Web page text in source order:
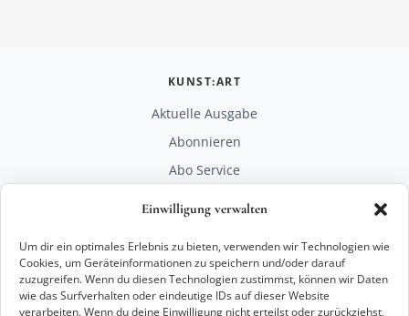
Einwilligung verwalten
Um dir ein optimales Erlebnis zu bieten, verwenden wir Technologien wie
Cookies, um Geräteinformationen zu speichern und/oder darauf
zuzugreifen. Wenn du diesen Technologien zustimmst, können wir Daten
wie das Surfverhalten oder eindeutige IDs auf dieser Website
verarbeiten. Wenn du deine Einwilligung nicht erteilst oder zurückziehst,
KUNST:ART
Aktuelle Ausgabe
Abonnieren
Abo Service
RECHTLICHES
Impressum
Datenschutz